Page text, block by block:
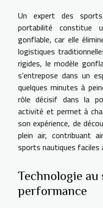
Un expert des
portabilité constitue
gonflable, car elle
logistiques
rigides, le modèle
s’entrepose dans un
quelques minutes à
rôle décisif dans la
activité et permet à
son expérience, de
plein air, contribuant
sports nautiques faciles
Technologie au
performance